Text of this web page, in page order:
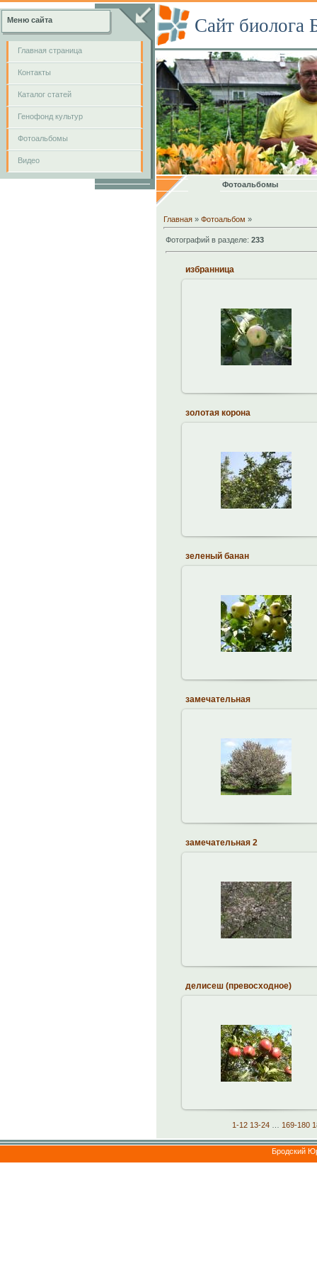
Меню сайта
Главная страница
Контакты
Каталог статей
Генофонд культур
Фотоальбомы
Видео
Сайт биолога
Фотоальбомы
Главная » Фотоальбом »
Фотографий в разделе: 233
избранница
20.04.2013
brodskiy
золотая корона
20.04.2013
brodskiy
зеленый банан
20.04.2013
brodskiy
замечательная
20.04.2013
brodskiy
замечательная 2
20.04.2013
brodskiy
делисеш (превосходное)
20.04.2013
brodskiy
1-12 13-24 169-180
Бродский